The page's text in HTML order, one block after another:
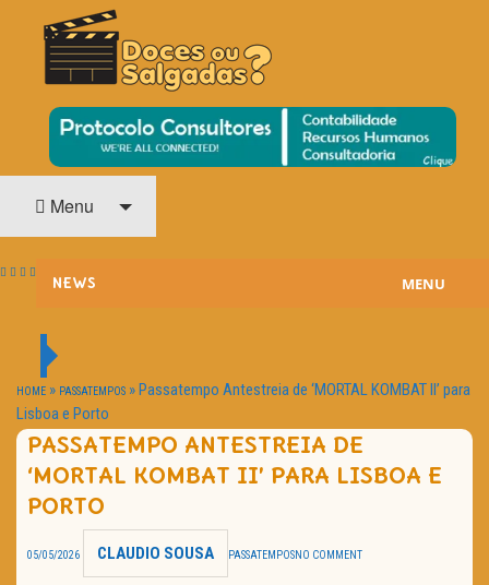
DOCES OU SALGADAS?
O Cinema? Uma Paixão!!
Menu
NEWS
HOME CINEMA
NOTA PESSOAL
MENU
HOME » PASSATEMPOS »Passatempo Antestreia de ‘MORTAL KOMBAT II’ para
Lisboa e Porto
PASSATEMPO ANTESTREIA DE
‘MORTAL KOMBAT II’ PARA LISBOA E
PORTO
05/05/2026 CLAUDIO SOUSA PASSATEMPOSNO COMMENT